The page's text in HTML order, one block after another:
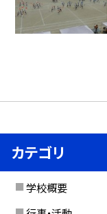
カテゴリ
学校概要